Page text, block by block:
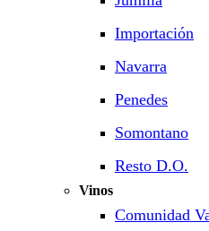
Importación
Navarra
Penedes
Somontano
Resto D.O.
Vinos
Comunidad